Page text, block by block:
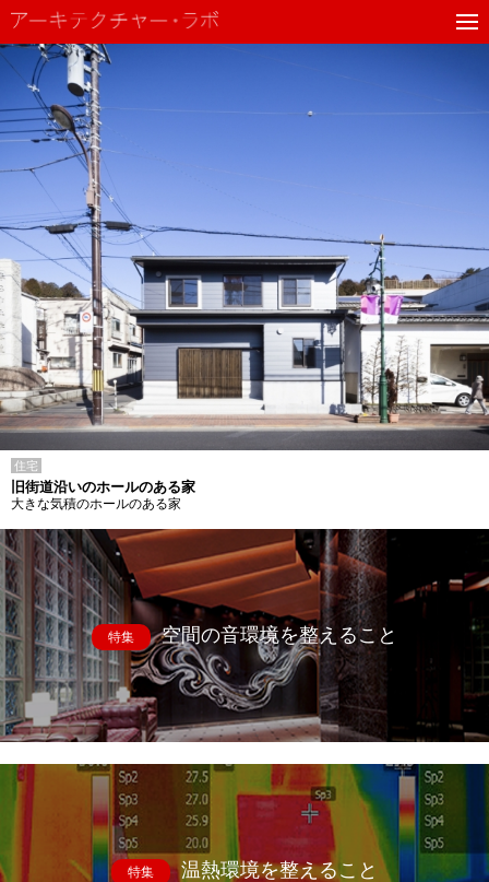
住宅
旧街道沿いのホールのある家
大きな気積のホールのある家
特集 空間の音環境を整えること
特集 温熱環境を整えること